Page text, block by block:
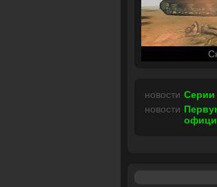
новости Серии
новости